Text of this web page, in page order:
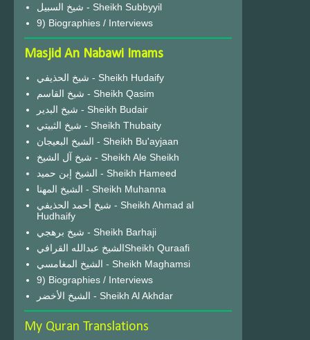
شيخ السبيل - Sheikh Subbyyil
9) Biographies / Interviews
Masjid An Nabawi Imams
شيخ الحذيفي - Sheikh Hudaify
شيخ القاسم - Sheikh Qasim
شيخ البدير - Sheikh Budair
شيخ الثبيتي - Sheikh Thubaity
الشيخ البعيجان - Sheikh Bu'ayjaan
شيخ آل الشيخ - Sheikh Ale Sheikh
الشيخ إبن حميد - Sheikh Hameed
الشيخ المهنا - Sheikh Muhanna
شيخ أحمد الحذيفي - Sheikh Ahmad al
Hudhaify
شيخ برهجي - Sheikh Barhaji
الشيخ عبدالله القرافيSheikh Quraafi
الشيخ المغامسي - Sheikh Maghamsi
9) Biographies / Interviews
الشيخ الأخضر - Sheikh Al Akhdar
My Quran Translations